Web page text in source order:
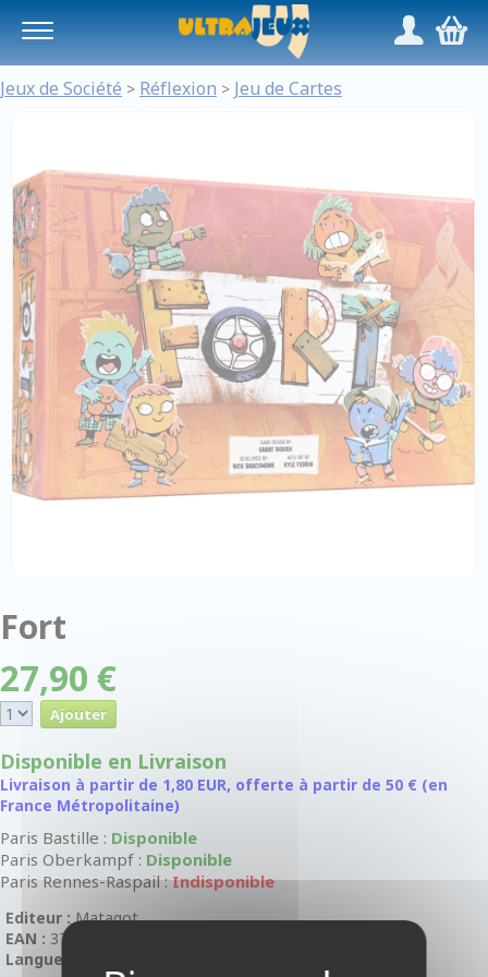
/,
Jeux de Société > Réflexion > Jeu de Cartes
Fort
27,90 €
Disponible en Livraison
Livraison à partir de 1,80 EUR, offerte à partir de 50 € (en
France Métropolitaine)
Paris Bastille : Disponible
Paris Oberkampf : Disponible
Paris Rennes-Raspail :Indisponible
Editeur : Matagot
EAN : 3760146642225
Langue :